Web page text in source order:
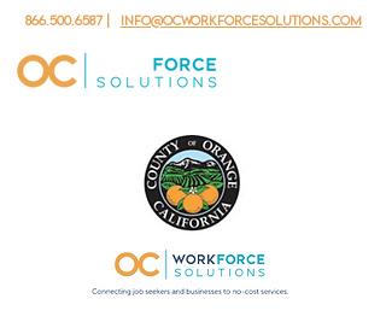
866.500.6587| info@ocworkforcesolutions.com